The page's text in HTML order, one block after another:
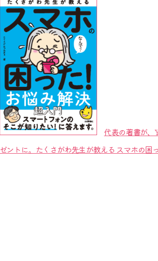
代表の著書が、
ゼントに。たくさがわ先生が教える スマホの